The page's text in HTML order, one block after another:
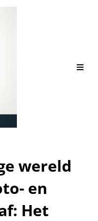
wereld
en
Het